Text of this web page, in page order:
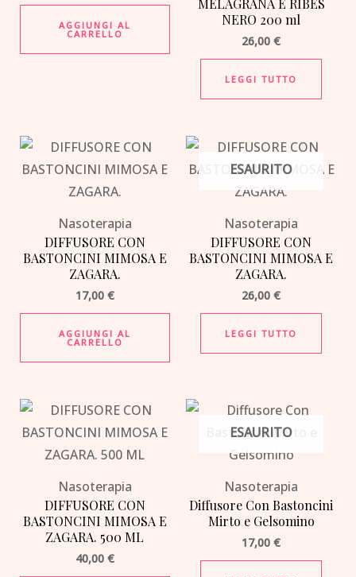
AGGIUNGI AL
CARRELLO
MELAGRANA E RIBES
NERO 200 ml
26,00€
LEGGI TUTTO
Nasoterapia
DIFFUSORE CON
BASTONCINI MIMOSA E
ZAGARA.
17,00 €
AGGIUNGI AL
CARRELLO
ESAURITO
Nasoterapia
DIFFUSORE CON
BASTONCINI MIMOSA E
ZAGARA.
26,00€
LEGGI TUTTO
Nasoterapia
DIFFUSORE CON
BASTONCINI MIMOSA E
ZAGARA. 500 ML
40,00 €
ESAURITO
Nasoterapia
Diffusore Con Bastoncini
Mirto e Gelsomino
17,00€